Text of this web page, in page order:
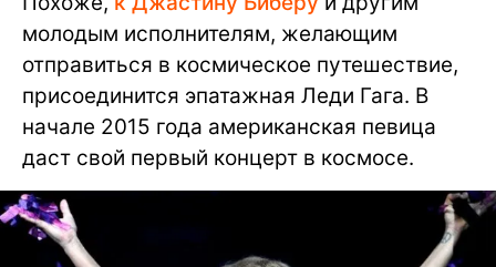
молодым исполнителям, желающим
отправиться в космическое путешествие,
присоединится эпатажная Леди Гага. В
начале 2015 года американская певица
даст свой первый концерт в космосе.